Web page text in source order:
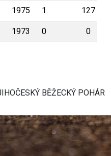
1975 1 127
1973 0 0
BĚŽECKÝ POHÁR